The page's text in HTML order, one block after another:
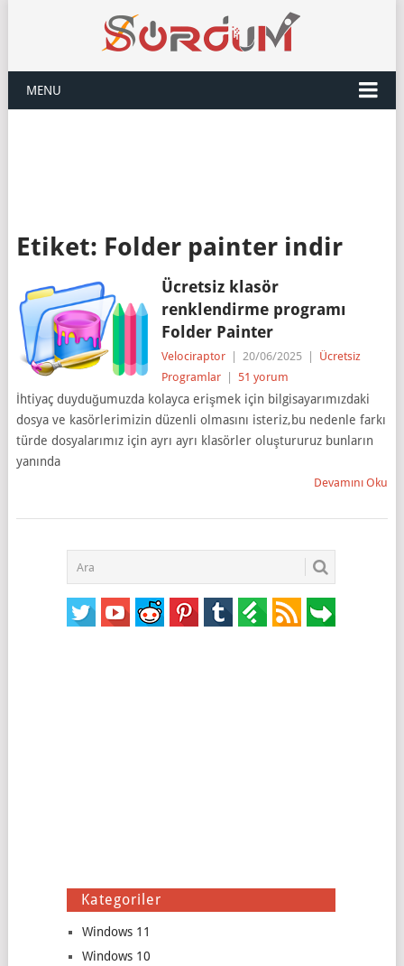
MENU
Etiket: Folder painter indir
Ücretsiz klasör
renklendirme programı
Folder Painter
Velociraptor 20/06/2025
Ücretsiz
Programlar
51 yorum
İhtiyaç duyduğumuzda kolayca erişmek için bilgisayarımızdaki
dosya ve kasörlerimizin düzenli olmasını isteriz,bu nedenle farkı
türde dosyalarımız için ayrı ayrı klasörler oluştururuz bunların
yanında
Devamını Oku
Kategoriler
Windows 11
Windows 10